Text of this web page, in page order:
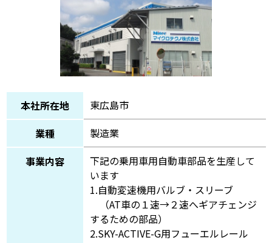
本社所在地
東広島市
業種
製造業
事業内容
下記の乗用車用自動車部品を生産して
います
1.自動変速機用バルブ・スリーブ
（AT車の１速→２速へギアチェンジ
するための部品）
2.SKY-ACTIVE-G用フューエルレール